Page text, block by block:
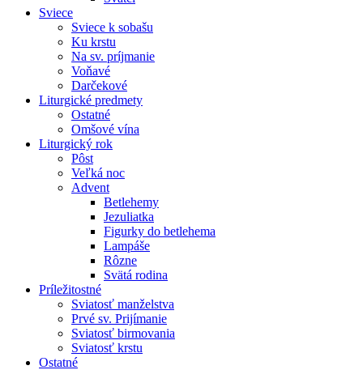
Sviece
Sviece k sobašu
Ku krstu
Na sv. príjmanie
Voňavé
Darčekové
Liturgické predmety
Ostatné
Omšové vína
Liturgický rok
Pôst
Veľká noc
Advent
Betlehemy
Jezuliatka
Figurky do betlehema
Lampáše
Rôzne
Svätá rodina
Príležitostné
Sviatosť manželstva
Prvé sv. Prijímanie
Sviatosť birmovania
Sviatosť krstu
Ostatné